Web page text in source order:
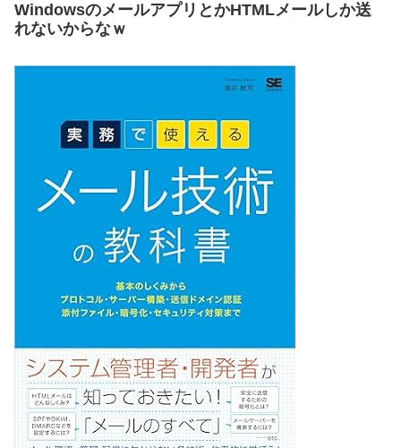
WindowsのメールアプリとかHTMLメールしか送
れないからなｗ